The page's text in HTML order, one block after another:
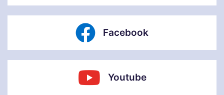
Facebook
Youtube